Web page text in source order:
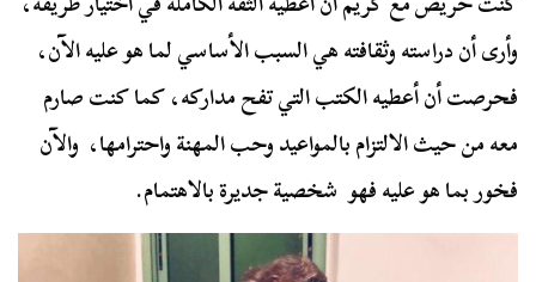
وأرى أن دراسته وثقافته هي السبب الأساسي لما هو عليه الآن،
فحرصت أن أعطيه الكتب التي تفح مداركه، كما كنت صارم
معه من حيث الالتزام بالمواعيد وحب المهنة واحترامها، والآن
فخور بما هو عليه فهو شخصية جديرة بالاهتمام.